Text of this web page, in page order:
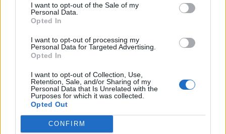
I want to opt-out of the Sale of my
Personal Data.
Opted In
I want to opt-out of processing my
Personal Data for Targeted Advertising.
Opted In
I want to opt-out of Collection, Use,
Retention, Sale, and/or Sharing of my
Personal Data that Is Unrelated with the
Purposes for which it was collected.
Opted Out
CONFIRM
A szemem kikerekedik.
– Miféle út?– kérdem riadtan.
Válasz nem érkezik. Feláll és odacsoszog a szekrényhez.
Tojást vesz elő.
Alkonyodik. Vajon hány óra lehet és milyen nap? Egy
biztos, Mirkó keres, és a nagyi műtétje sikerült. Vannak